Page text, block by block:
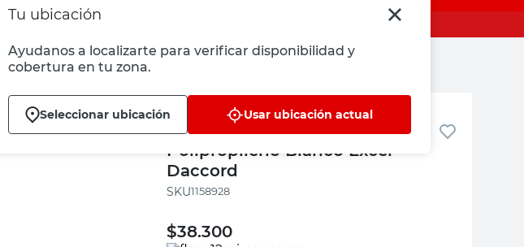
Tu ubicación
Ayudanos a localizarte para verificar disponibilidad y
cobertura en tu zona.
Seleccionar ubicación Usar ubicación actual
Daccord
Asiento de Inodoro Universal
Polipropileno Blanco Excel
Daccord
:1158928
$38.300